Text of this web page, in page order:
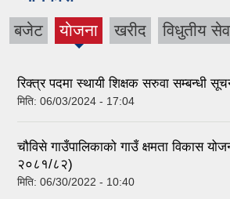
बजेट याेजना
(active
खरीद विधुतीय
रिक्त्र पदमा स्थायी शिक्षक सरुवा सम्बन्धी
मिति: 06/03/2024 - 17:04
चौविसे गाउँपालिकाको गाउँ क्षमता विकास
२०८१/८२)
मिति: 06/30/2022 - 10:40